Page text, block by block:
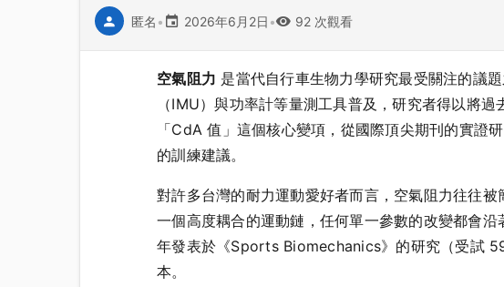
匿名 • 2026年6月2日 • 92 次觀看
空氣阻力 是當代自行車生物力學研究最受關注的議
（IMU）與功率計等量測工具普及，研究者得以將
「CdA 值」這個核心變項，從國際頂尖期刊的實證
的訓練建議。
對許多台灣的耐力運動愛好者而言，空氣阻力往往
一個高度耦合的運動鏈，任何單一參數的改變都會
年發表於《Sports Biomechanics》的研究（受試
本。